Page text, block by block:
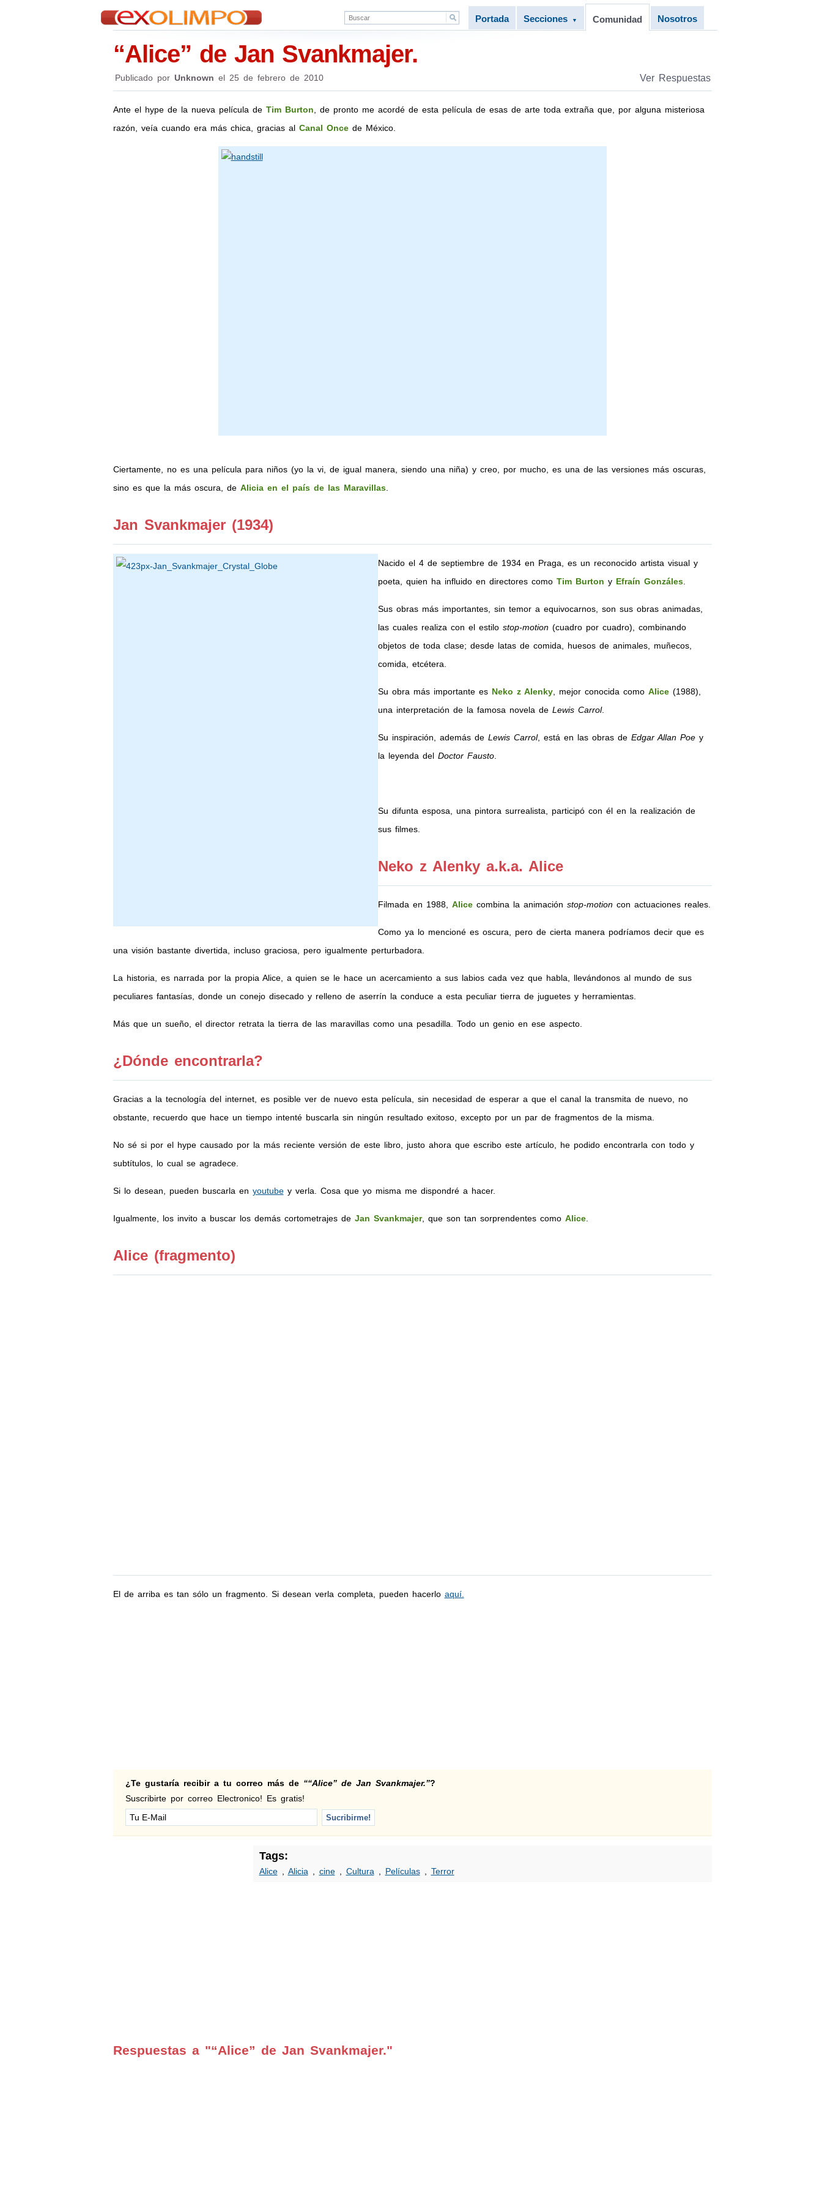
Portada Secciones ▼ Comunidad Nosotros
“Alice” de Jan Svankmajer.
Publicado por Unknown el 25 de febrero de 2010 Ver Respuestas
Ante el hype de la nueva película de Tim Burton , de pronto me acordé de esta película de esas de arte toda extraña que, por alguna misteriosa
razón, veía cuando era más chica, gracias al Canal Oncede México.
Ciertamente, no es una película para niños (yo la vi, de igual manera, siendo una niña) y creo, por mucho, es una de las versiones más oscuras,
sino es que la más oscura, de Alicia en el país de las Maravillas.
Jan Svankmajer (1934)
Nacido el 4 de septiembre de 1934 en Praga, es un reconocido artista visual y
poeta, quien ha influido en directores como Tim Burton y Efraín Gonzáles.
Sus obras más importantes, sin temor a equivocarnos, son sus obras animadas,
las cuales realiza con el estilo stop-motion(cuadro por cuadro), combinando
objetos de toda clase; desde latas de comida, huesos de animales, muñecos,
comida, etcétera.
Su obra más importante es Neko z Alenky, mejor conocida como Alice(1988),
una interpretación de la famosa novela de Lewis Carrol.
Su inspiración, además de Lewis Carrol, está en las obras de Edgar Allan Poey
la leyenda del Doctor Fausto.
Su difunta esposa, una pintora surrealista, participó con él en la realización de
sus filmes.
Neko z Alenky a.k.a. Alice
Filmada en 1988, Alicecombina la animación stop-motioncon actuaciones reales.
Como ya lo mencioné es oscura, pero de cierta manera podríamos decir que es
una visión bastante divertida, incluso graciosa, pero igualmente perturbadora.
La historia, es narrada por la propia Alice, a quien se le hace un acercamiento a sus labios cada vez que habla, llevándonos al mundo de sus
peculiares fantasías, donde un conejo disecado y relleno de aserrín la conduce a esta peculiar tierra de juguetes y herramientas.
Más que un sueño, el director retrata la tierra de las maravillas como una pesadilla. Todo un genio en ese aspecto.
¿Dónde encontrarla?
Gracias a la tecnología del internet, es posible ver de nuevo esta película, sin necesidad de esperar a que el canal la transmita de nuevo, no
obstante, recuerdo que hace un tiempo intenté buscarla sin ningún resultado exitoso, excepto por un par de fragmentos de la misma.
No sé si por el hype causado por la más reciente versión de este libro, justo ahora que escribo este artículo, he podido encontrarla con todo y
subtítulos, lo cual se agradece.
Si lo desean, pueden buscarla en youtubey verla. Cosa que yo misma me dispondré a hacer.
Igualmente, los invito a buscar los demás cortometrajes de Jan Svankmajer, que son tan sorprendentes como Alice.
Alice (fragmento)
El de arriba es tan sólo un fragmento. Si desean verla completa, pueden hacerlo aquí.
¿Te gustaría recibir a tu correo más de ““Alice” de Jan Svankmajer.”?
Suscribirte por correo Electronico! Es gratis!
Tags:
Alice, Alicia cine, Cultura Películas, Terror
Respuestas a "“Alice” de Jan Svankmajer."